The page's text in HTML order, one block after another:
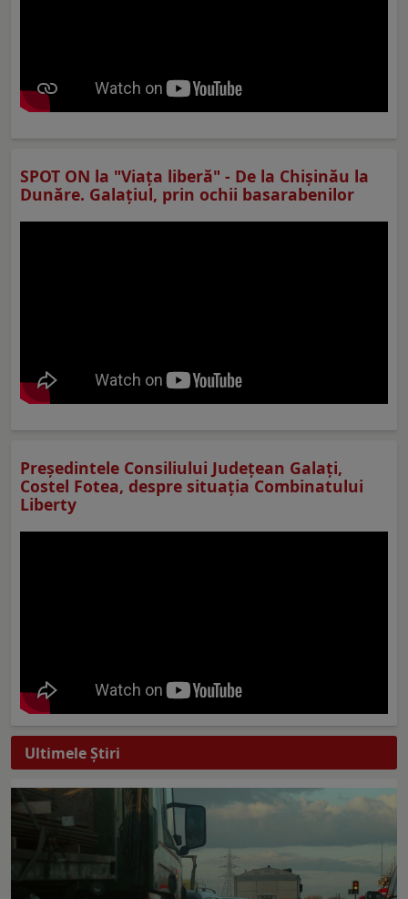
SPOT ON la "Viaţa liberă" - De la Chișinău la
Dunăre. Galațiul, prin ochii basarabenilor
Preşedintele Consiliului Judeţean Galaţi,
Costel Fotea, despre situaţia Combinatului
Liberty
Ultimele Ştiri